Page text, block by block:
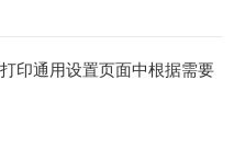
印通用设置页面中根据需要